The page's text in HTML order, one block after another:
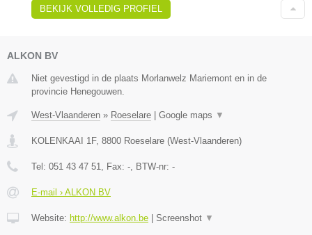
BEKIJK VOLLEDIG PROFIEL
ALKON BV
Niet gevestigd in de plaats Morlanwelz Mariemont en in de
provincie Henegouwen.
West-Vlaanderen » Roeselare Google maps ▼
KOLENKAAI 1F, 8800 Roeselare (West-Vlaanderen)
Tel: 051 43 47 51, Fax: -, BTW-nr: -
E-mail › ALKON BV
Website: http://www.alkon.be Screenshot ▼